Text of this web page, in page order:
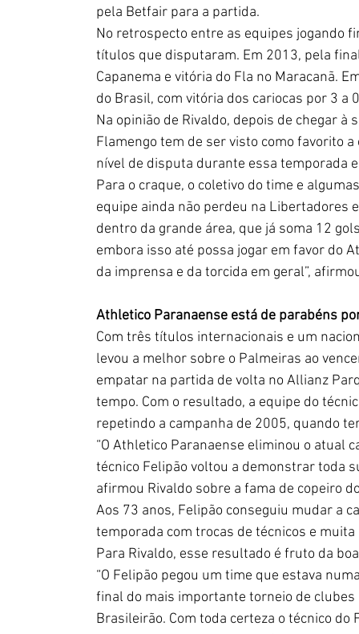
pela Betfair para a partida.
No retrospecto entre as equipes jogando
títulos que disputaram. Em 2013, pela
Capanema e vitória do Fla no Maracanã.
do Brasil, com vitória dos cariocas por 3 a
Na opinião de Rivaldo, depois de chegar
Flamengo tem de ser visto como favorito
nível de disputa durante essa temporada
Para o craque, o coletivo do time e
equipe ainda não perdeu na
dentro da grande área, que já soma 12
embora isso até possa jogar em favor do
da imprensa e da torcida em geral”,
Athletico Paranaense está de parabéns
Com três títulos internacionais e um
levou a melhor sobre o Palmeiras ao
empatar na partida de volta no Allianz
tempo. Com o resultado, a equipe do
repetindo a campanha de 2005, quando
“O Athletico Paranaense eliminou o atual
técnico Felipão voltou a demonstrar toda
afirmou Rivaldo sobre a fama de copeiro
Aos 73 anos, Felipão conseguiu mudar a
temporada com trocas de técnicos e
Para Rivaldo, esse resultado é fruto da
“O Felipão pegou um time que estava
final do mais importante torneio de
Brasileirão. Com toda certeza o técnico